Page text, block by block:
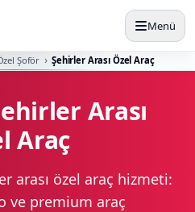
Menü
Şoför Şehirler Arası Özel Araç
Arası
Araç
arası özel araç hizmeti:
ve premium araç